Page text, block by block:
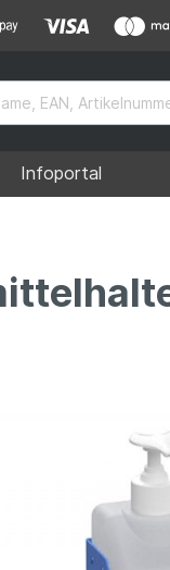
Infoportal